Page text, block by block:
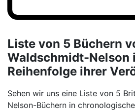
Liste von 5 Büchern
Waldschmidt-Nelson
Reihenfolge ihrer
Sehen wir uns eine Liste von 5
Nelson-Büchern in